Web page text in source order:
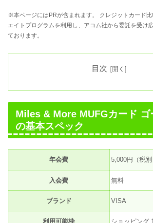
※本ページにはPRが含まれます。 クレジットカード比
エイトプログラムを利用し、アコム社から委託を受け
ております。
目次
Miles & More MUFGカード ゴ
の基本スペック
年会費 5,000円（税別
入会費 無料
ブランド VISA
利用可能枠 ショッピング